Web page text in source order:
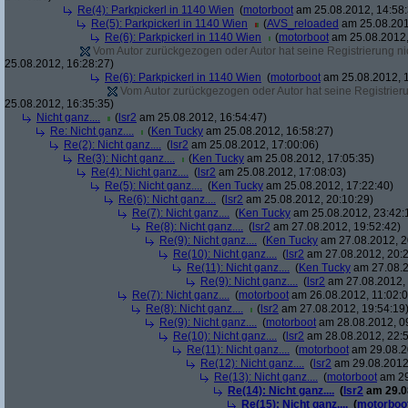
Re(4): Parkpickerl in 1140 Wien (motorboot am 25.08.2012,
Re(5): Parkpickerl in 1140 Wien
(AVS_reloaded am
Re(6): Parkpickerl in 1140 Wien
(motorboot am
Vom Autor zurückgezogen oder Autor hat seine Registrierung
25.08.2012, 16:28:27)
Re(6): Parkpickerl in 1140 Wien (motorboot am 25.08.2012,
Vom Autor zurückgezogen oder Autor hat seine
25.08.2012, 16:35:35)
Nicht ganz....
( lsr2 am 25.08.2012, 16:54:47)
Re: Nicht ganz....
(Ken Tucky am 25.08.2012, 16:58:27)
Re(2): Nicht ganz.... ( lsr2 am 25.08.2012, 17:00:06)
Re(3): Nicht ganz....
(Ken Tucky am 25.08.2012, 17:05:35)
Re(4): Nicht ganz.... ( lsr2 am 25.08.2012, 17:08:03)
Re(5): Nicht ganz.... (Ken Tucky am 25.08.2012, 17:22:40)
Re(6): Nicht ganz.... ( lsr2 am 25.08.2012, 20:10:29)
Re(7): Nicht ganz.... (Ken Tucky am 25.08.2012,
Re(8): Nicht ganz.... ( lsr2 am 27.08.2012, 19:52:42)
Re(9): Nicht ganz.... (Ken Tucky am 27.08.2012,
Re(10): Nicht ganz.... ( lsr2 am 27.08.2012,
Re(11): Nicht ganz.... (Ken Tucky am
Re(9): Nicht ganz.... ( lsr2 am
Re(7): Nicht ganz.... (motorboot am 26.08.2012,
Re(8): Nicht ganz....
( lsr2 am 27.08.2012, 19:54:19)
Re(9): Nicht ganz.... (motorboot am 28.08.2012,
Re(10): Nicht ganz.... ( lsr2 am 28.08.2012,
Re(11): Nicht ganz.... (motorboot am
Re(12): Nicht ganz.... ( lsr2 am
Re(13): Nicht ganz.... (motorboot am
Re(14): Nicht ganz.... ( lsr2 am
Re(15): Nicht ganz.... (